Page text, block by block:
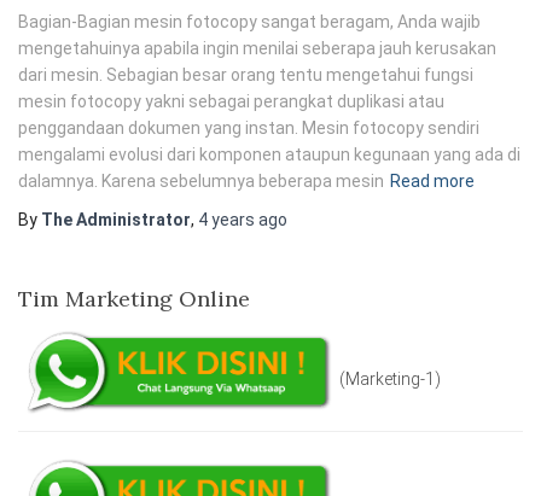
Bagian-Bagian mesin fotocopy sangat beragam, Anda wajib
mengetahuinya apabila ingin menilai seberapa jauh kerusakan
dari mesin. Sebagian besar orang tentu mengetahui fungsi
mesin fotocopy yakni sebagai perangkat duplikasi atau
penggandaan dokumen yang instan. Mesin fotocopy sendiri
mengalami evolusi dari komponen ataupun kegunaan yang ada di
dalamnya. Karena sebelumnya beberapa mesin Read more
By The Administrator, 4 years ago
Tim Marketing Online
(Marketing-1)